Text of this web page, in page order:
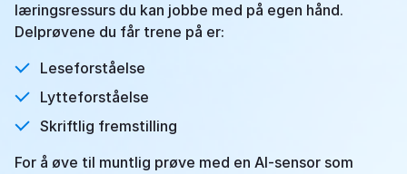
læringsressurs du kan jobbe med på egen hånd.
Delprøvene du får trene på er:
Leseforståelse
Lytteforståelse
Skriftlig fremstilling
For å øve til muntlig prøve med en AI-sensor som